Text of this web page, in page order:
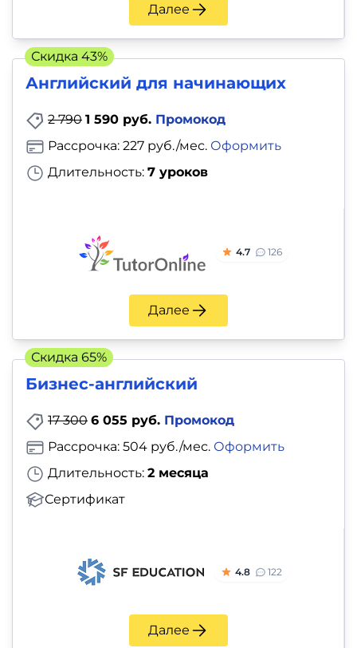
Далее
Английский для начинающих
2 790 1 590 руб. Промокод
Длительность: 7 уроков
Рассрочка: 227 руб./мес. Оформить
4.7 126
Далее
Скидка 43%
Бизнес-английский
17 300 6 055 руб. Промокод
Длительность: 2 месяца
Сертификат
Рассрочка: 504 руб./мес. Оформить
4.8 122
Далее
Скидка 65%
профориентацию